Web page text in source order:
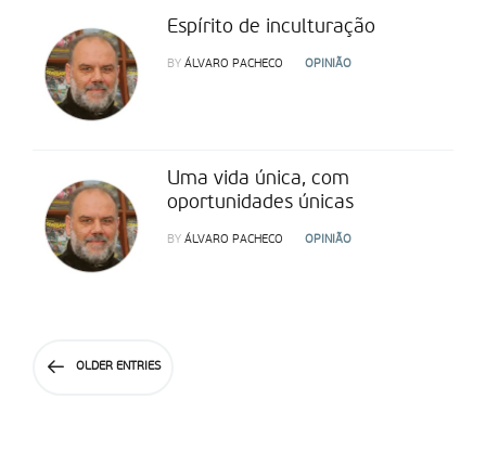
Espírito de inculturação
BYÁLVARO PACHECO OPINIÃO
Uma vida única, com
oportunidades únicas
BYÁLVARO PACHECO OPINIÃO
OLDER ENTRIES